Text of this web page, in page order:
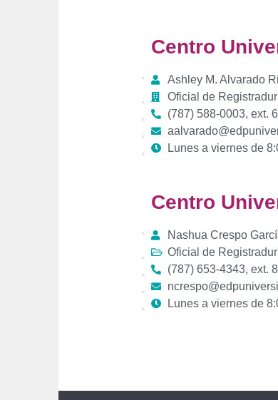
Centro
Ashley M. Alvarado
Oficial de
(787) 588-0003, ext.
Lunes a viernes de
Centro
Nashua Crespo
Oficial de
(787) 653-4343, ext.
Lunes a viernes de